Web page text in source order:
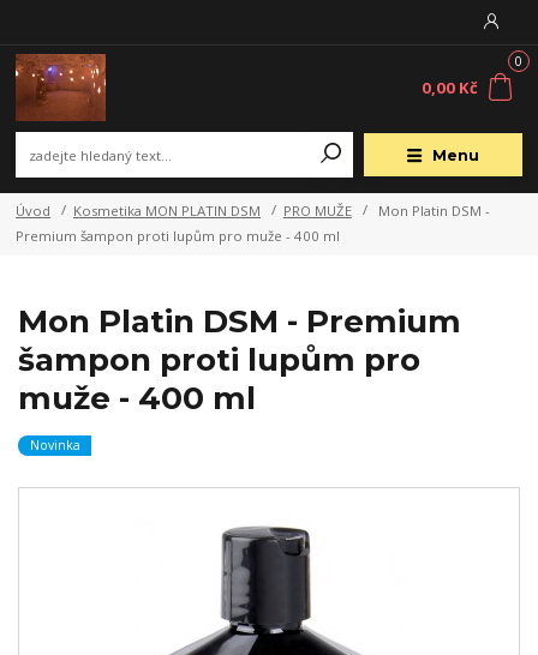
Menu
0
0,00 Kč
Úvod Kosmetika MON PLATIN DSM PRO MUŽE
Mon Platin DSM -
Premium šampon proti lupům pro muže - 400 ml
Mon Platin DSM - Premium
šampon proti lupům pro
muže - 400 ml
Novinka